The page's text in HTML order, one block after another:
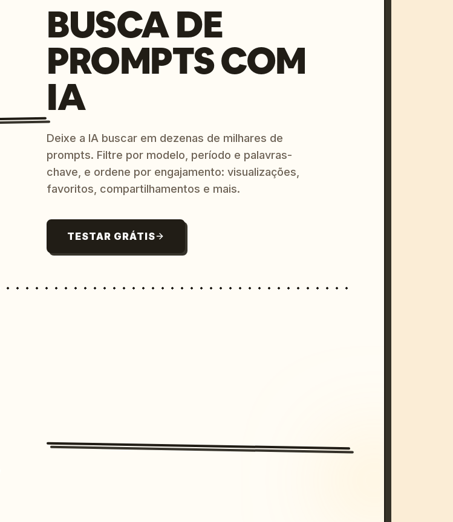
BUSCA DE
PROMPTS COM
IA
Deixe a IA buscar em dezenas de milhares de
prompts. Filtre por modelo, período e palavras-
chave, e ordene por engajamento: visualizações,
favoritos, compartilhamentos e mais.
TESTAR GRÁTIS